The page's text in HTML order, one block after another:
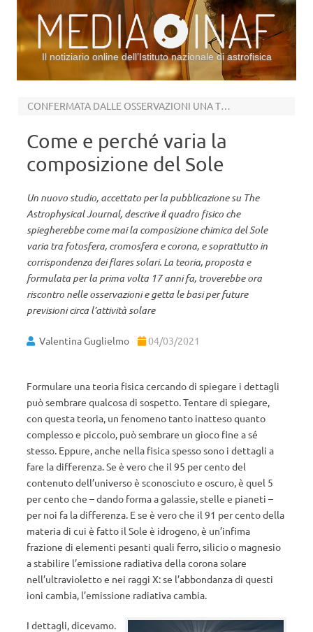
Il notiziario online dell’Istituto nazionale di astrofisica
CONFERMATA DALLE OSSERVAZIONI UNA TEORIA FORMULATA 17 ANNI FA
Come e perché varia la
composizione del Sole
Un nuovo studio, accettato per la pubblicazione su The
Astrophysical Journal, descrive il quadro fisico che
spiegherebbe come mai la composizione chimica del Sole
varia tra fotosfera, cromosfera e corona, e soprattutto in
corrispondenza dei flares solari. La teoria, proposta e
formulata per la prima volta 17 anni fa, troverebbe ora
riscontro nelle osservazioni e getta le basi per future
previsioni circa l’attività solare
Valentina Guglielmo 04/03/2021
Formulare una teoria fisica cercando di spiegare i dettagli
può sembrare qualcosa di sospetto. Tentare di spiegare,
con questa teoria, un fenomeno tanto inatteso quanto
complesso e piccolo, può sembrare un gioco fine a sé
stesso. Eppure, anche nella fisica spesso sono i dettagli a
fare la differenza. Se è vero che il 95 per cento del
contenuto dell’universo è sconosciuto e oscuro, è quel 5
per cento che – dando forma a galassie, stelle e pianeti –
per noi fa la differenza. E se è vero che il 91 per cento della
materia di cui è fatto il Sole è idrogeno, è un’infima
frazione di elementi pesanti quali ferro, silicio o magnesio
a stabilire l’emissione radiativa della corona solare
nell’ultravioletto e nei raggi X: se l’abbondanza di questi
ioni cambia, l’emissione radiativa cambia.
I dettagli, dicevamo.